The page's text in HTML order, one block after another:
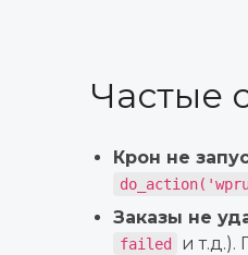
Частые
Крон не
Заказы не
failed и т.д.).